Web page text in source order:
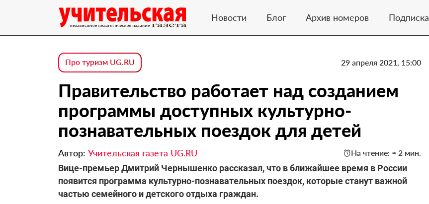
Новости Блог Архив номеров Подписка
Про туризм UG.RU 29 апреля 2021, 15:00
Правительство работает над созданием
программы доступных культурно-
познавательных поездок для детей
Автор: Учительская газета UG.RU На чтение: ≈ 2 мин.
Вице-премьер Дмитрий Чернышенко рассказал, что в ближайшее время в России
появится программа культурно-познавательных поездок, которые станут важной
частью семейного и детского отдыха граждан.